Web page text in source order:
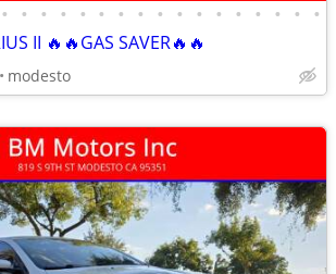
• • • • • • • • • • • • • • • • •
II 🔥🔥GAS SAVER🔥🔥
modesto